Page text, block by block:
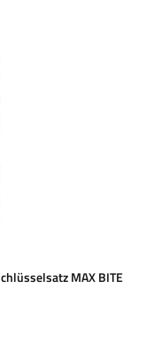
MAX BITE